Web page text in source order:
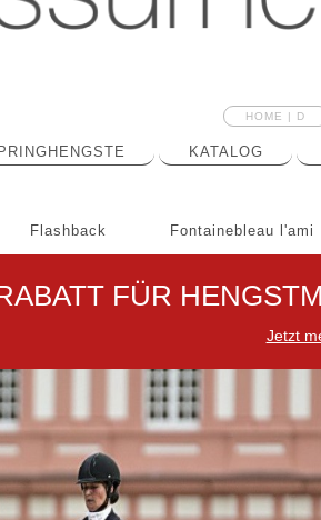
HOME | D
KATALOG
Flashback Fontainebleau l'ami
FÜR
Jetzt